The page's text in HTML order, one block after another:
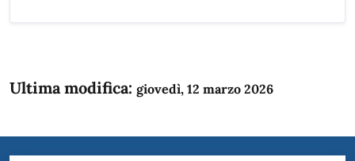
Ultima modifica: giovedì, 12 marzo 2026